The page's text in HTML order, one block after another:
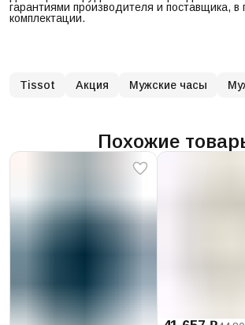
гарантиями производителя и поставщика, в
комплектации.
Tissot Акция Мужские часы
Похожие